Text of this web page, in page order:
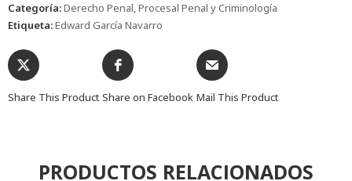
Categoría:Derecho Penal, Procesal Penal y Criminología
Etiqueta:Edward García Navarro
Share This Product Share on Facebook Mail This Product
PRODUCTOS RELACIONADOS